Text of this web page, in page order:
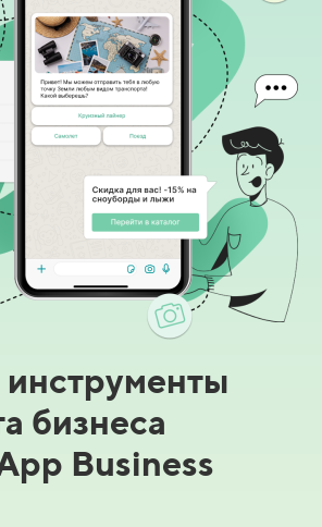
инструменты
бизнеса
Business